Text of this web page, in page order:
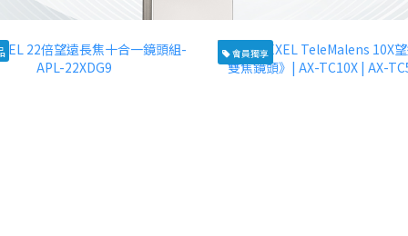
會員獨享